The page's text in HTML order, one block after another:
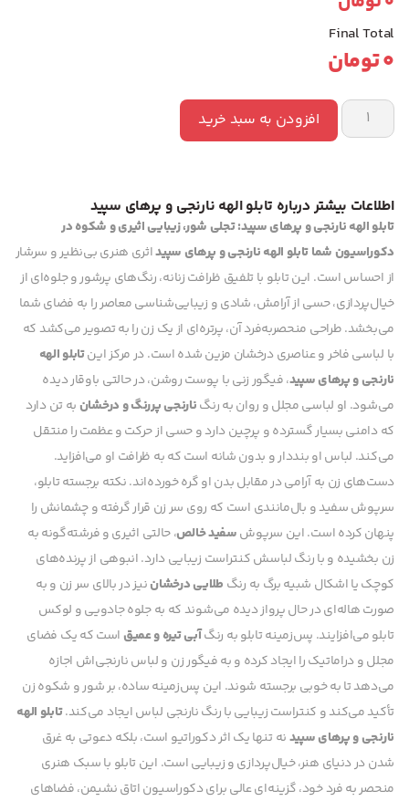
Final Total
0تومان
افزودن به سبد خرید
اطلاعات بیشتر درباره تابلو الهه نارنجی و پرهای سپید
تابلو الهه نارنجی و پرهای سپید: تجلی شور، زیبایی اثیری و شکوه در
دکوراسیون شماتابلو الهه نارنجی و پرهای سپیداثری هنری بی‌نظیر و سرشار
از احساس است. این تابلو با تلفیق ظرافت زنانه، رنگ‌های پرشور و جلوه‌ای از
خیال‌پردازی، حسی از آرامش، شادی و زیبایی‌شناسی معاصر را به فضای شما
می‌بخشد. طراحی منحصربه‌فرد آن، پرتره‌ای از یک زن را به تصویر می‌کشد که
با لباسی فاخر و عناصری درخشان مزین شده است. در مرکز اینتابلو الهه
نارنجی و پرهای سپید، فیگور زنی با پوست روشن، در حالتی باوقار دیده
می‌شود. او لباسی مجلل و روان به رنگنارنجی پررنگ و درخشان به تن دارد
که دامنی بسیار گسترده و پرچین دارد و حسی از حرکت و عظمت را منتقل
می‌کند. لباس او بنددار و بدون شانه است که به ظرافت او می‌افزاید.
دست‌های زن به آرامی در مقابل بدن او گره خورده‌اند. نکته برجسته تابلو،
سرپوش سفید و بال‌مانندی است که روی سر زن قرار گرفته و چشمانش را
پنهان کرده است. این سرپوشسفید خالص، حالتی اثیری و فرشته‌گونه به
زن بخشیده و با رنگ لباسش کنتراست زیبایی دارد. انبوهی از پرنده‌های
کوچک یا اشکال شبیه برگ به رنگ طلایی درخشاننیز در بالای سر زن و به
صورت هاله‌ای در حال پرواز دیده می‌شوند که به جلوه جادویی و لوکس
تابلو می‌افزایند. پس‌زمینه تابلو به رنگآبی تیره و عمیق است که یک فضای
مجلل و دراماتیک را ایجاد کرده و به فیگور زن و لباس نارنجی‌اش اجازه
می‌دهد تا به خوبی برجسته شوند. این پس‌زمینه ساده، بر شور و شکوه زن
تأکید می‌کند و کنتراست زیبایی با رنگ نارنجی لباس ایجاد می‌کند.تابلو الهه
نارنجی و پرهای سپیدنه تنها یک اثر دکوراتیو است، بلکه دعوتی به غرق
شدن در دنیای هنر، خیال‌پردازی و زیبایی است. این تابلو با سبک هنری
منحصر به فرد خود، گزینه‌ای عالی برای دکوراسیون اتاق نشیمن، فضاهای